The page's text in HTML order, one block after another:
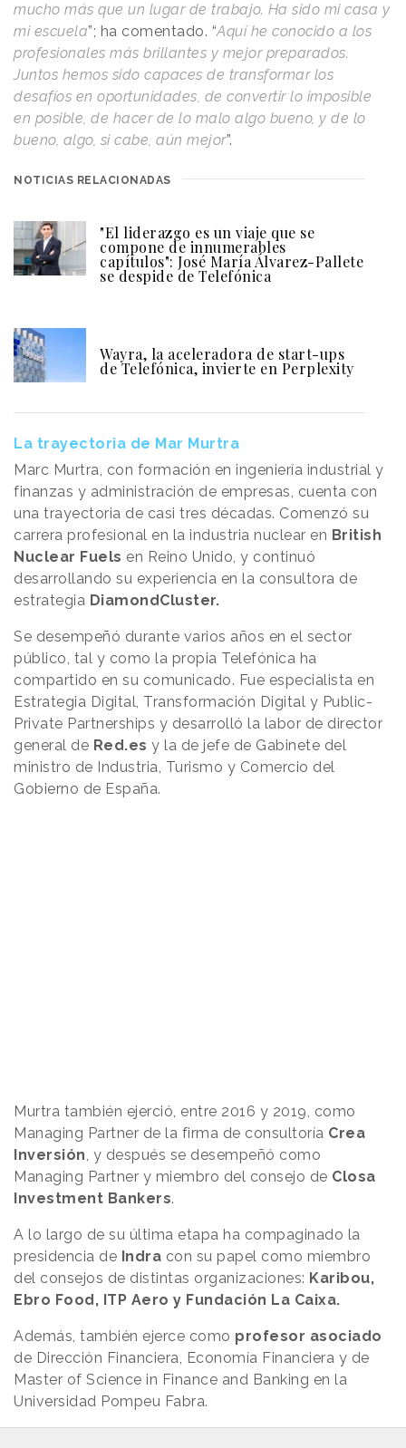
mucho más que un lugar de trabajo. Ha sido mi casa y
mi escuela”; ha comentado. “Aquí he conocido a los
profesionales más brillantes y mejor preparados.
Juntos hemos sido capaces de transformar los
desafíos en oportunidades, de convertir lo imposible
en posible, de hacer de lo malo algo bueno, y de lo
bueno, algo, si cabe, aún mejor”.
NOTICIAS RELACIONADAS
"El liderazgo es un viaje que se
compone de innumerables
capítulos": José María Álvarez-Pallete
se despide de Telefónica
Wayra, la aceleradora de start-ups
de Telefónica, invierte en Perplexity
La trayectoria de Mar Murtra
Marc Murtra, con formación en ingeniería industrial y
finanzas y administración de empresas, cuenta con
una trayectoria de casi tres décadas. Comenzó su
carrera profesional en la industria nuclear en British
Nuclear Fuels en Reino Unido, y continuó
desarrollando su experiencia en la consultora de
estrategia DiamondCluster.
Se desempeñó durante varios años en el sector
público, tal y como la propia Telefónica ha
compartido en su comunicado. Fue especialista en
Estrategia Digital, Transformación Digital y Public-
Private Partnerships y desarrolló la labor de director
general de Red.es y la de jefe de Gabinete del
ministro de Industria, Turismo y Comercio del
Gobierno de España.
Murtra también ejerció, entre 2016 y 2019, como
Managing Partner de la firma de consultoría Crea
Inversión, y después se desempeñó como
Managing Partner y miembro del consejo de Closa
Investment Bankers.
A lo largo de su última etapa ha compaginado la
presidencia de Indra con su papel como miembro
del consejos de distintas organizaciones: Karibou,
Ebro Food, ITP Aero y Fundación La Caixa.
Además, también ejerce como profesor asociado
de Dirección Financiera, Economía Financiera y de
Master of Science in Finance and Banking en la
Universidad Pompeu Fabra.